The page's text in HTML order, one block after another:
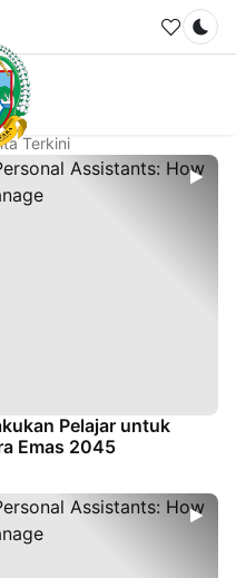
Terkini
Pelajar untuk
Emas 2045